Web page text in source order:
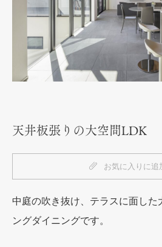
天井板張りの大空間LDK
お気に入りに追
中庭の吹き抜け、テラスに面した
ングダイニングです。